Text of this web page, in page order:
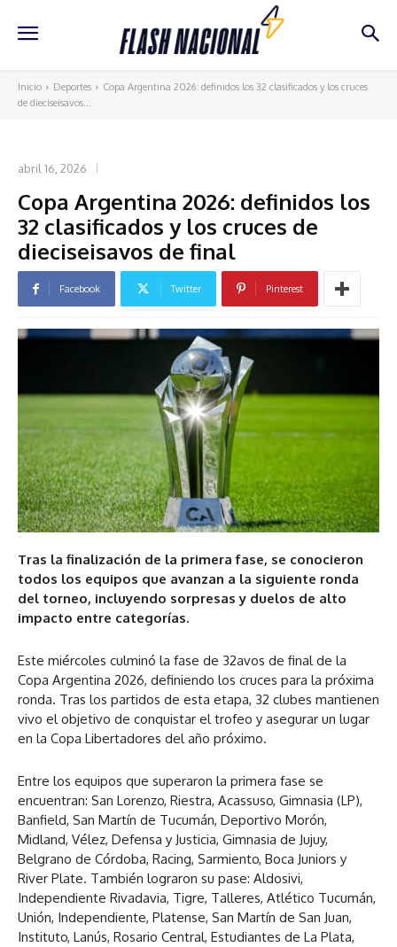
Inicio Deportes
Copa Argentina 2026: definidos los 32 clasificados y los cruces
de dieciseisavos...
abril 16, 2026
Copa Argentina 2026: definidos los
32 clasificados y los cruces de
dieciseisavos de final
Facebook Twitter Pinterest
Tras la finalización de la primera fase, se conocieron
todos los equipos que avanzan a la siguiente ronda
del torneo, incluyendo sorpresas y duelos de alto
impacto entre categorías.
Este miércoles culminó la fase de 32avos de final de la
Copa Argentina 2026, definiendo los cruces para la próxima
ronda. Tras los partidos de esta etapa, 32 clubes mantienen
vivo el objetivo de conquistar el trofeo y asegurar un lugar
en la Copa Libertadores del año próximo.
Entre los equipos que superaron la primera fase se
encuentran: San Lorenzo, Riestra, Acassuso, Gimnasia (LP),
Banfield, San Martín de Tucumán, Deportivo Morón,
Midland, Vélez, Defensa y Justicia, Gimnasia de Jujuy,
Belgrano de Córdoba, Racing, Sarmiento, Boca Juniors y
River Plate. También lograron su pase: Aldosivi,
Independiente Rivadavia, Tigre, Talleres, Atlético Tucumán,
Unión, Independiente, Platense, San Martín de San Juan,
Instituto, Lanús, Rosario Central, Estudiantes de La Plata,